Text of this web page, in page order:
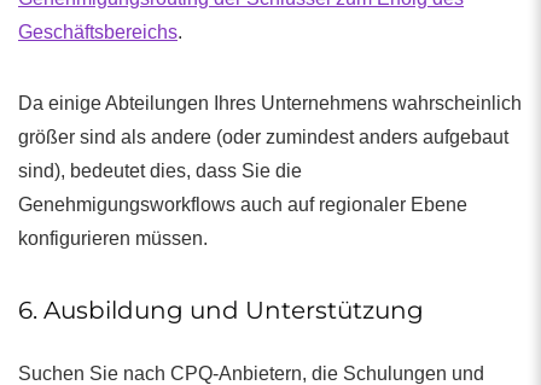
Geschäftsbereichs.
Da einige Abteilungen Ihres Unternehmens wahrscheinlich
größer sind als andere (oder zumindest anders aufgebaut
sind), bedeutet dies, dass Sie die
Genehmigungsworkflows auch auf regionaler Ebene
konfigurieren müssen.
6. Ausbildung und Unterstützung
Suchen Sie nach CPQ-Anbietern, die Schulungen und